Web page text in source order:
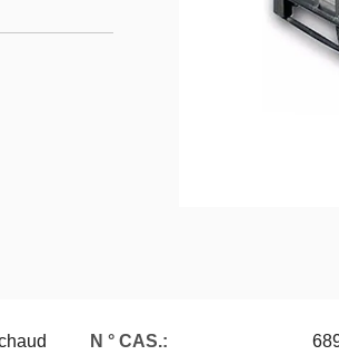
N ° CAS.: